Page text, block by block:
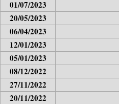
01/07/2023
20/05/2023
06/04/2023
12/01/2023
05/01/2023
08/12/2022
27/11/2022
20/11/2022